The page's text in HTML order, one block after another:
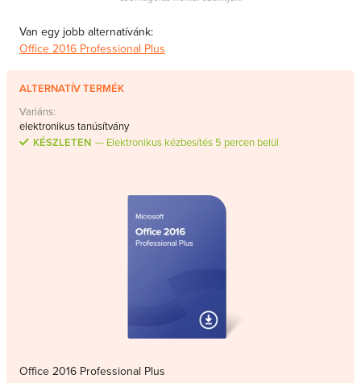
Van egy jobb alternatívánk:
Office 2016 Professional Plus
ALTERNATÍV TERMÉK
Variáns:
elektronikus tanúsítvány
KÉSZLETEN
Elektronikus kézbesítés 5 percen belül
Office 2016 Professional Plus